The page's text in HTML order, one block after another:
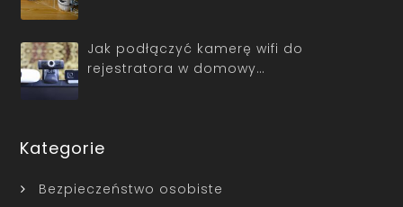
Jak podłączyć kamerę wifi do
rejestratora w domowy…
Kategorie
Bezpieczeństwo osobiste